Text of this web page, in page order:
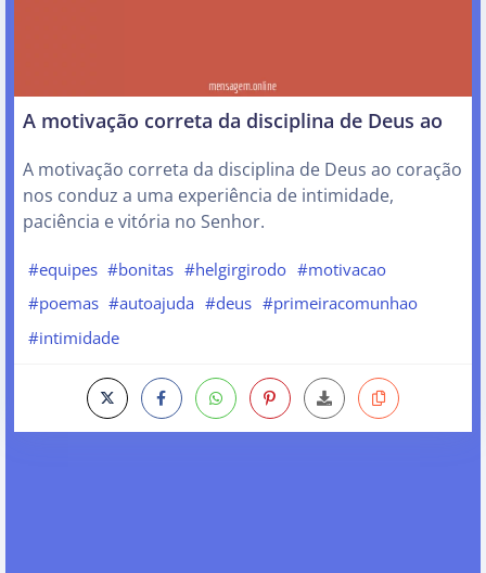
A motivação correta da disciplina de Deus ao
A motivação correta da disciplina de Deus ao coração
nos conduz a uma experiência de intimidade,
paciência e vitória no Senhor.
#equipes #bonitas #helgirgirodo #motivacao
#poemas #autoajuda #deus #primeiracomunhao
#intimidade